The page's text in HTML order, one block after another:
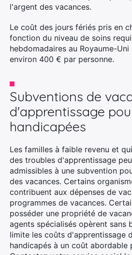
l'argent des vacances.
Le coût des jours fériés pris en
fonction du niveau de soins
hebdomadaires au Royaume-
environ 400 € par personne.
Subventions de
d'apprentissage
handicapées
Les familles à faible revenu et
des troubles d'apprentissage
admissibles à une subvention
des vacances. Certains
contribuent aux dépenses de
programmes de vacances.
posséder une propriété de
agents spécialisés opèrent sans
limite les coûts d'apprentissage
handicapés à un coût abordable